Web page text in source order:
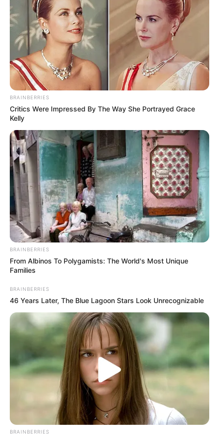
Nem mindig a főszereplő mondja ki a nap
legerősebb mondatát. A Parlament történelmi
napján most nemcsak Magyar Péter esküje és
miniszterelnöki beszéde vitte el a figyelmet, hanem
az a nyilatkozat is, amelyet édesapja, Magyar
István tett a sajtónak távozóban.
BRAINBERRIES
Critics Were Impressed By The Way She Portrayed Grace
Kelly
BRAINBERRIES
From Albinos To Polygamists: The World's Most Unique
Families
BRAINBERRIES
46 Years Later, The Blue Lagoon Stars Look Unrecognizable
BRAINBERRIES